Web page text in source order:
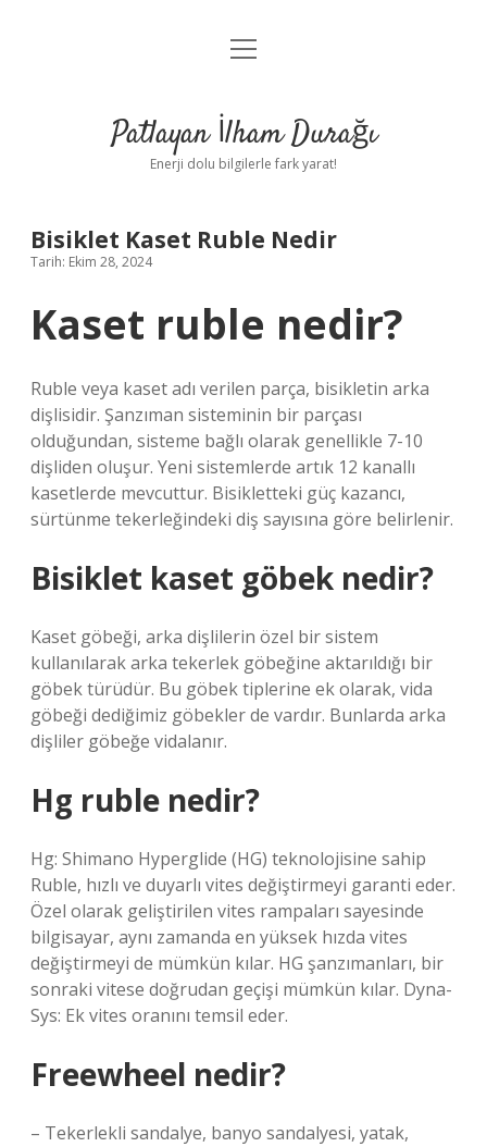
Anasayfa
Yasal Uyarı
menüyü
Patlayan İlham Durağı
Enerji dolu bilgilerle fark yarat!
Bisiklet Kaset Ruble Nedir
Tarih: Ekim 28, 2024
Kaset ruble nedir?
Ruble veya kaset adı verilen parça, bisikletin arka
dişlisidir. Şanzıman sisteminin bir parçası
olduğundan, sisteme bağlı olarak genellikle 7-10
dişliden oluşur. Yeni sistemlerde artık 12 kanallı
kasetlerde mevcuttur. Bisikletteki güç kazancı,
sürtünme tekerleğindeki diş sayısına göre belirlenir.
Bisiklet kaset göbek nedir?
Kaset göbeği, arka dişlilerin özel bir sistem
kullanılarak arka tekerlek göbeğine aktarıldığı bir
göbek türüdür. Bu göbek tiplerine ek olarak, vida
göbeği dediğimiz göbekler de vardır. Bunlarda arka
dişliler göbeğe vidalanır.
Hg ruble nedir?
Hg: Shimano Hyperglide (HG) teknolojisine sahip
Ruble, hızlı ve duyarlı vites değiştirmeyi garanti eder.
Özel olarak geliştirilen vites rampaları sayesinde
bilgisayar, aynı zamanda en yüksek hızda vites
değiştirmeyi de mümkün kılar. HG şanzımanları, bir
sonraki vitese doğrudan geçişi mümkün kılar. Dyna-
Sys: Ek vites oranını temsil eder.
Freewheel nedir?
– Tekerlekli sandalye, banyo sandalyesi, yatak,